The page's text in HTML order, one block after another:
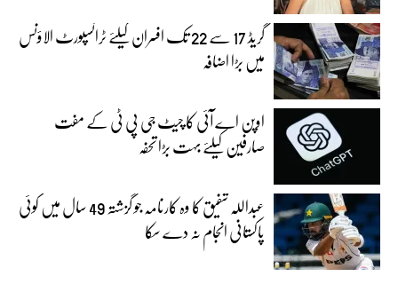
گریڈ 17 سے 22 تک افسران کیلئے ٹرانسپورٹ الاؤنس
میں بڑا اضافہ
اوپن اے آئی کا چیٹ جی پی ٹی کے مفت
صارفین کیلئے بہت بڑا تحفہ
عبداللہ شفیق کا وہ کارنامہ جو گزشتہ 49 سال میں کوئی
پاکستانی انجام نہ دے سکا